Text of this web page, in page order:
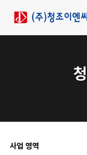
사업 영역